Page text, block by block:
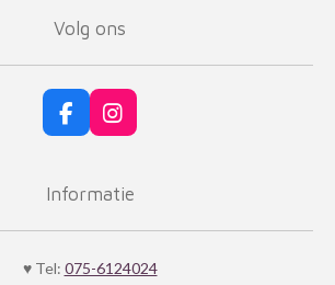
Volg ons
F
a
e
b
o
k
I
n
t
a
g
a
Informatie
♥ Tel: 075-6124024